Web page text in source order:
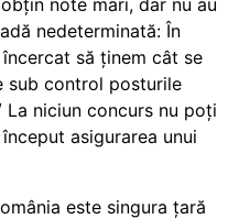
nedeterminată: În
să ținem cât se
sub control posturile
niciun concurs nu poți
asigurarea unui
este singura țară